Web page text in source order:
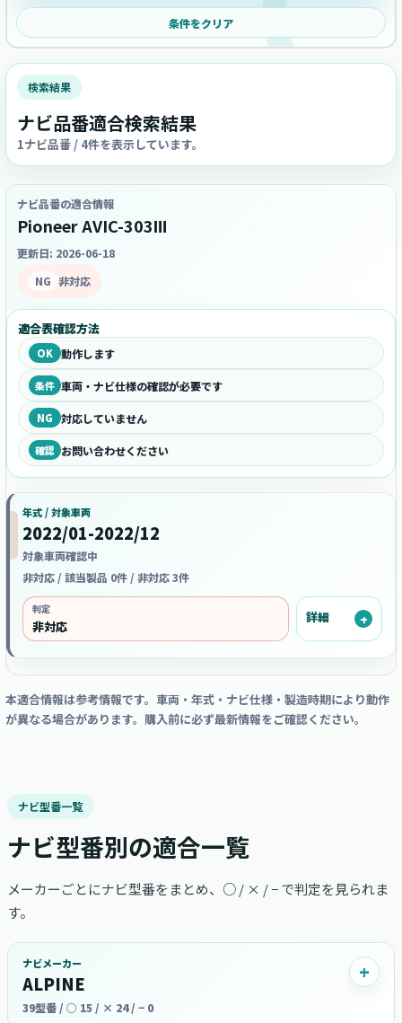
条件をクリア
検索結果
ナビ品番適合検索結果
1ナビ品番 / 4件を表示しています。
ナビ品番の適合情報
Pioneer AVIC-303Ⅲ
更新日: 2026-06-18
NG 非対応
適合表確認方法
OK 動作します
条件 車両・ナビ仕様の確認が必要です
NG 対応していません
確認 お問い合わせください
年式 / 対象車両
2022/01-2022/12
対象車両確認中
非対応 / 該当製品 0件 / 非対応 3件
判定
非対応
詳細
本適合情報は参考情報です。車両・年式・ナビ仕様・製造時期により動作
が異なる場合があります。購入前に必ず最新情報をご確認ください。
ナビ型番一覧
ナビ型番別の適合一覧
メーカーごとにナビ型番をまとめ、○ / × / − で判定を見られま
す。
ナビメーカー
ALPINE
39型番 / ○ 15 / × 24 / − 0